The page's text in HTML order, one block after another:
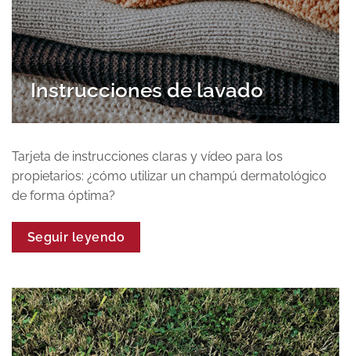
Instrucciones de lavado
Tarjeta de instrucciones claras y vídeo para los
propietarios: ¿cómo utilizar un champú dermatológico
de forma óptima?
Seguir leyendo